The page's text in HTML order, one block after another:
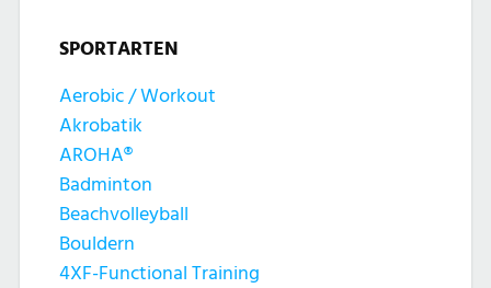
SPORTARTEN
Aerobic / Workout
Akrobatik
AROHA®
Badminton
Beachvolleyball
Bouldern
4XF-Functional Training